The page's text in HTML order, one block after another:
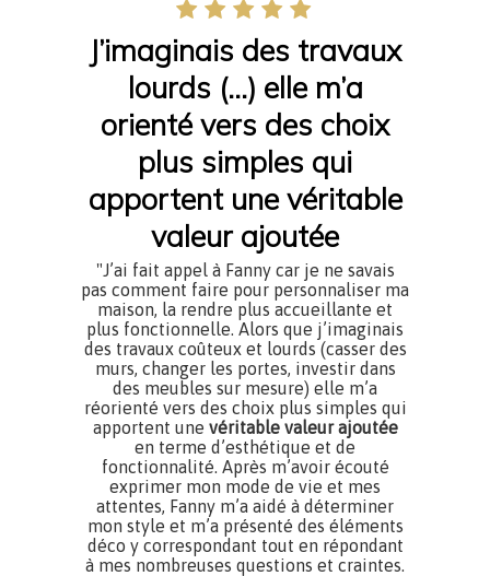
J’imaginais des travaux
lourds (…) elle m’a
orienté vers des choix
plus simples qui
apportent une véritable
valeur ajoutée
"J’ai fait appel à Fanny car je ne savais
pas comment faire pour personnaliser ma
maison, la rendre plus accueillante et
plus fonctionnelle. Alors que j’imaginais
des travaux coûteux et lourds (casser des
murs, changer les portes, investir dans
des meubles sur mesure) elle m’a
réorienté vers des choix plus simples qui
apportent une véritable valeur ajoutée
en terme d’esthétique et de
fonctionnalité. Après m’avoir écouté
exprimer mon mode de vie et mes
attentes, Fanny m’a aidé à déterminer
mon style et m’a présenté des éléments
déco y correspondant tout en répondant
à mes nombreuses questions et craintes.